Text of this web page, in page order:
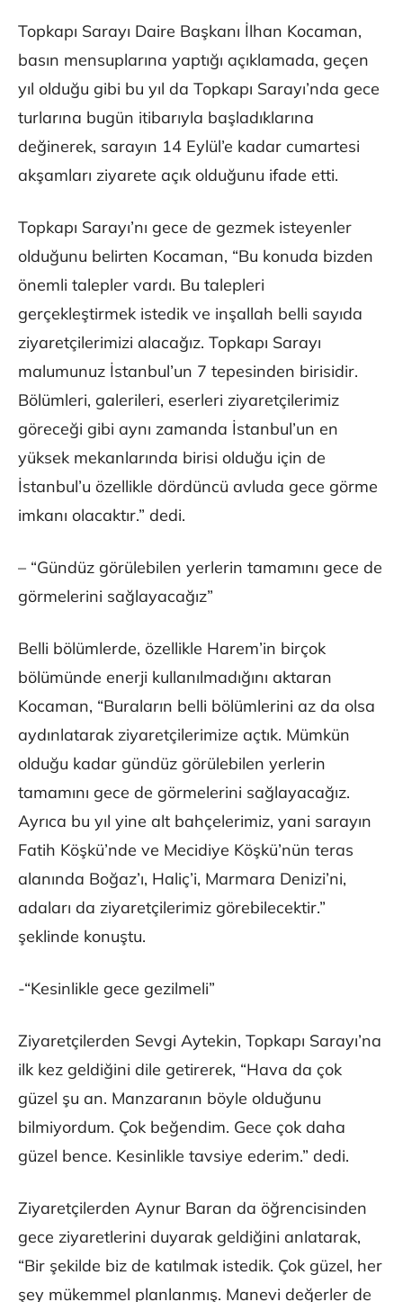
Topkapı Sarayı Daire Başkanı İlhan Kocaman,
basın mensuplarına yaptığı açıklamada, geçen
yıl olduğu gibi bu yıl da Topkapı Sarayı’nda gece
turlarına bugün itibarıyla başladıklarına
değinerek, sarayın 14 Eylül’e kadar cumartesi
akşamları ziyarete açık olduğunu ifade etti.
Topkapı Sarayı’nı gece de gezmek isteyenler
olduğunu belirten Kocaman, “Bu konuda bizden
önemli talepler vardı. Bu talepleri
gerçekleştirmek istedik ve inşallah belli sayıda
ziyaretçilerimizi alacağız. Topkapı Sarayı
malumunuz İstanbul’un 7 tepesinden birisidir.
Bölümleri, galerileri, eserleri ziyaretçilerimiz
göreceği gibi aynı zamanda İstanbul’un en
yüksek mekanlarında birisi olduğu için de
İstanbul’u özellikle dördüncü avluda gece görme
imkanı olacaktır.” dedi.
– “Gündüz görülebilen yerlerin tamamını gece de
görmelerini sağlayacağız”
Belli bölümlerde, özellikle Harem’in birçok
bölümünde enerji kullanılmadığını aktaran
Kocaman, “Buraların belli bölümlerini az da olsa
aydınlatarak ziyaretçilerimize açtık. Mümkün
olduğu kadar gündüz görülebilen yerlerin
tamamını gece de görmelerini sağlayacağız.
Ayrıca bu yıl yine alt bahçelerimiz, yani sarayın
Fatih Köşkü’nde ve Mecidiye Köşkü’nün teras
alanında Boğaz’ı, Haliç’i, Marmara Denizi’ni,
adaları da ziyaretçilerimiz görebilecektir.”
şeklinde konuştu.
-“Kesinlikle gece gezilmeli”
Ziyaretçilerden Sevgi Aytekin, Topkapı Sarayı’na
ilk kez geldiğini dile getirerek, “Hava da çok
güzel şu an. Manzaranın böyle olduğunu
bilmiyordum. Çok beğendim. Gece çok daha
güzel bence. Kesinlikle tavsiye ederim.” dedi.
Ziyaretçilerden Aynur Baran da öğrencisinden
gece ziyaretlerini duyarak geldiğini anlatarak,
“Bir şekilde biz de katılmak istedik. Çok güzel, her
şey mükemmel planlanmış. Manevi değerler de